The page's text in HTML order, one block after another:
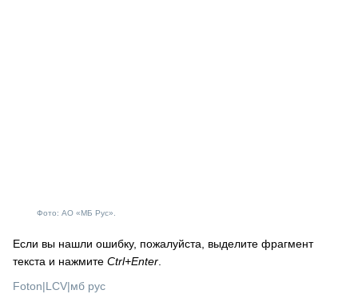
Фото: АО «МБ Рус».
Если вы нашли ошибку, пожалуйста, выделите фрагмент
текста и нажмите Ctrl+Enter
Foton|LCV|мб рус